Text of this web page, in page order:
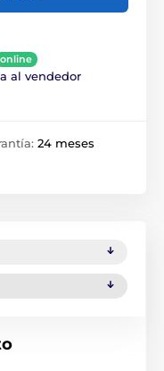
online
al vendedor
24 meses